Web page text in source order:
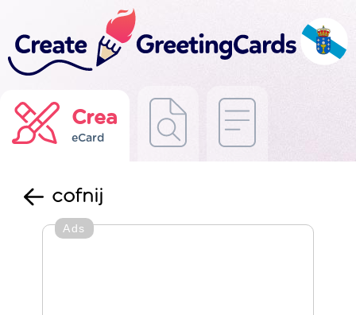
Crea
eCard
cofnij
Ads